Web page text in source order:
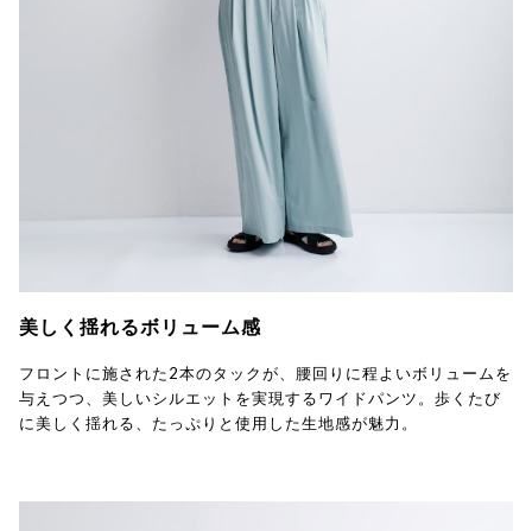
美しく揺れるボリューム感
フロントに施された2本のタックが、腰回りに程よいボリュームを
与えつつ、美しいシルエットを実現するワイドパンツ。歩くたび
に美しく揺れる、たっぷりと使用した生地感が魅力。